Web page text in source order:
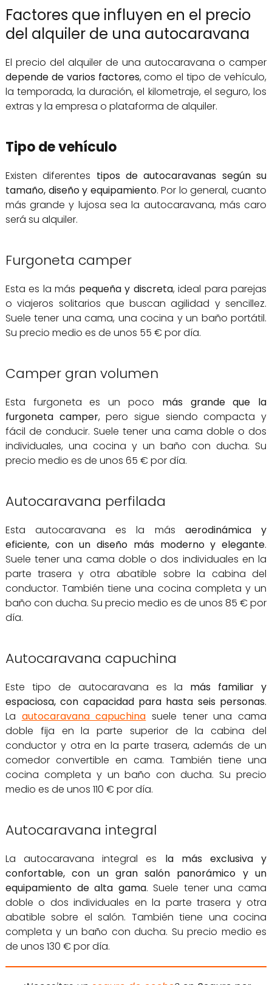
Factores que influyen en el precio
del alquiler de una autocaravana
El precio del alquiler de una autocaravana o camper
depende de varios factores, como el tipo de vehículo,
la temporada, la duración, el kilometraje, el seguro, los
extras y la empresa o plataforma de alquiler.
Tipo de vehículo
Existen diferentes tipos de autocaravanas según su
tamaño, diseño y equipamiento. Por lo general, cuanto
más grande y lujosa sea la autocaravana, más caro
será su alquiler.
Furgoneta camper
Esta es la más pequeña y discreta, ideal para parejas
o viajeros solitarios que buscan agilidad y sencillez.
Suele tener una cama, una cocina y un baño portátil.
Su precio medio es de unos 55 € por día.
Camper gran volumen
Esta furgoneta es un poco más grande que la
furgoneta camper, pero sigue siendo compacta y
fácil de conducir. Suele tener una cama doble o dos
individuales, una cocina y un baño con ducha. Su
precio medio es de unos 65 € por día.
Autocaravana perfilada
Esta autocaravana es la más aerodinámica y
eficiente, con un diseño más moderno y elegante.
Suele tener una cama doble o dos individuales en la
parte trasera y otra abatible sobre la cabina del
conductor. También tiene una cocina completa y un
baño con ducha. Su precio medio es de unos 85 € por
día.
Autocaravana capuchina
Este tipo de autocaravana es la más familiar y
espaciosa, con capacidad para hasta seis personas.
La autocaravana capuchina suele tener una cama
doble fija en la parte superior de la cabina del
conductor y otra en la parte trasera, además de un
comedor convertible en cama. También tiene una
cocina completa y un baño con ducha. Su precio
medio es de unos 110 € por día.
Autocaravana integral
La autocaravana integral es la más exclusiva y
confortable, con un gran salón panorámico y un
equipamiento de alta gama. Suele tener una cama
doble o dos individuales en la parte trasera y otra
abatible sobre el salón. También tiene una cocina
completa y un baño con ducha. Su precio medio es
de unos 130 € por día.